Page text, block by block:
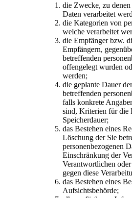
die Zwecke, zu denen
Daten verarbeitet
die Kategorien von
welche verarbeitet
die Empfänger bzw.
Empfängern,
betreffenden
offengelegt wurden
werden;
die geplante Dauer
betreffenden
falls konkrete
sind, Kriterien für die
Speicherdauer;
das Bestehen eines
Löschung der Sie
personenbezogenen
Einschränkung der
Verantwortlichen
gegen diese
das Bestehen eines
Aufsichtsbehörde;